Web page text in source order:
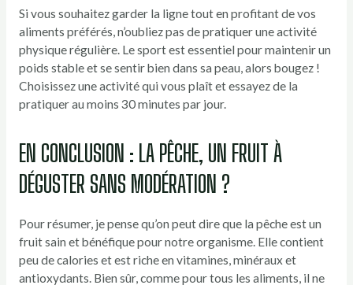
Si vous souhaitez garder la ligne tout en profitant de vos
aliments préférés, n’oubliez pas de pratiquer une activité
physique régulière. Le sport est essentiel pour maintenir un
poids stable et se sentir bien dans sa peau, alors bougez !
Choisissez une activité qui vous plaît et essayez de la
pratiquer au moins 30 minutes par jour.
EN CONCLUSION : LA PÊCHE, UN FRUIT À
DÉGUSTER SANS MODÉRATION ?
Pour résumer, je pense qu’on peut dire que la pêche est un
fruit sain et bénéfique pour notre organisme. Elle contient
peu de calories et est riche en vitamines, minéraux et
antioxydants. Bien sûr, comme pour tous les aliments, il ne